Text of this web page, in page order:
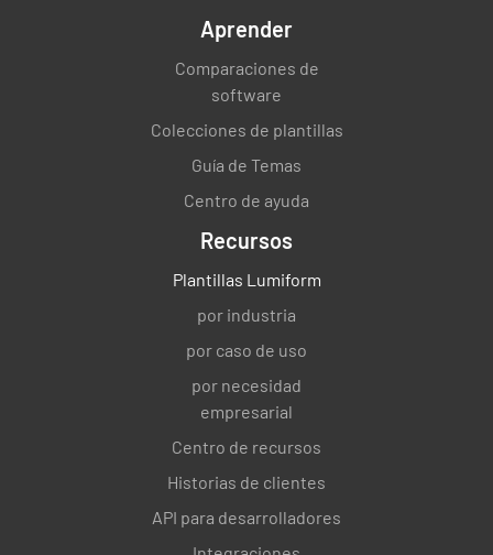
La preparación estándar se realizó según las
instrucciones del método...
NO NO.
Integridad de la muestra
¿La muestra vino en una bolsa con
NO.
Aprender
Comparaciones de
software
Colecciones de plantillas
Guía de Temas
Centro de ayuda
Recursos
Plantillas Lumiform
por industria
por caso de uso
por necesidad
empresarial
Centro de recursos
Historias de clientes
API para desarrolladores